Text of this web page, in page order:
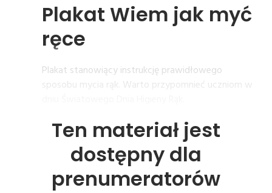
Plakat Wiem jak myć
ręce
Plakat stanowiący instrukcję prawidłowego
sposobu mycia rąk. Warto przypomnieć uczniom w
Ten materiał jest
dostępny dla
prenumeratorów